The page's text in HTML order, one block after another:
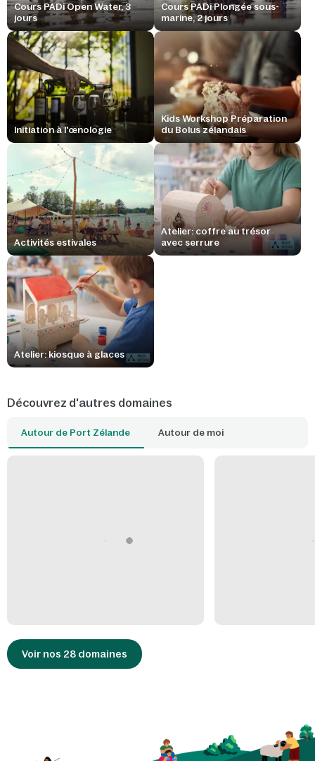
Cours PADi Open Water, 3
jours
Cours PADi Plongée sous-
marine, 2 jours
Initiation à l'œnologie
Kids Workshop Préparation
du Bolus zélandais
Activités estivales
Atelier: coffre au trésor
avec serrure
Atelier: kiosque à glaces
Découvrez d'autres domaines
Autour de Port Zélande Autour de moi
Voir nos 28 domaines